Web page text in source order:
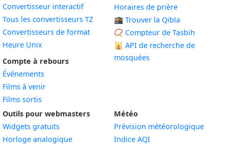
Convertisseur interactif
Tous les convertisseurs TZ
Convertisseurs de format
Heure Unix
Compte à rebours
Événements
Films à venir
Films sortis
Horaires de prière
🕋 Trouver la Qibla
📿 Compteur de Tasbih
🕌 API de recherche de
mosquées
Outils pour webmasters
Widgets gratuits
Horloge analogiqueWidget
Météo
Prévision météorologique
Indice AQI